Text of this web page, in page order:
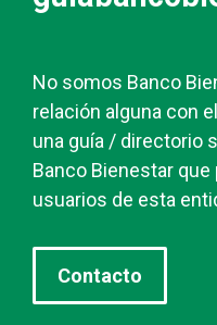
No somos Banco
relación alguna con
una guía / directorio
Banco Bienestar
usuarios de esta
Contacto